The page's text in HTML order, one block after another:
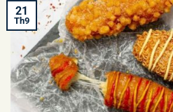
21
Th9